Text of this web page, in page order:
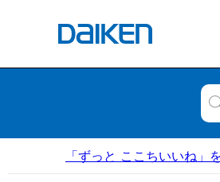
「ずっと ここちいいね